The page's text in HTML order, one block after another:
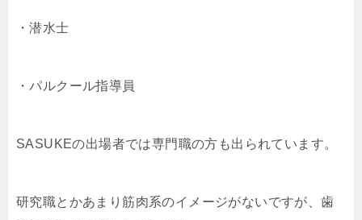
・潜水士
・パルクール指導員
SASUKEの出場者では専門職の方も出られています。
研究職とかあまり筋肉系のイメージがないですが、歯